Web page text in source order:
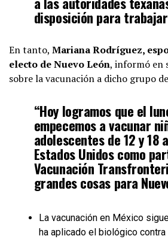
disposición para
En tanto, Mariana Rodríguez,
electo de Nuevo León, informó en
sobre la vacunación a dicho grupo
“Hoy logramos que el
empecemos a vacunar
adolescentes de 12 y 18
Estados Unidos como
Vacunación
grandes cosas para
La vacunación en México
ha aplicado el biológico contra